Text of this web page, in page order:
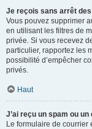
Je reçois sans arrêt
Vous pouvez supprimer
en utilisant les filtres de
privée. Si vous recevez
particulier, rapportez les
possibilité d’empêcher
privés.
Haut
J’ai reçu un spam ou
Le formulaire de